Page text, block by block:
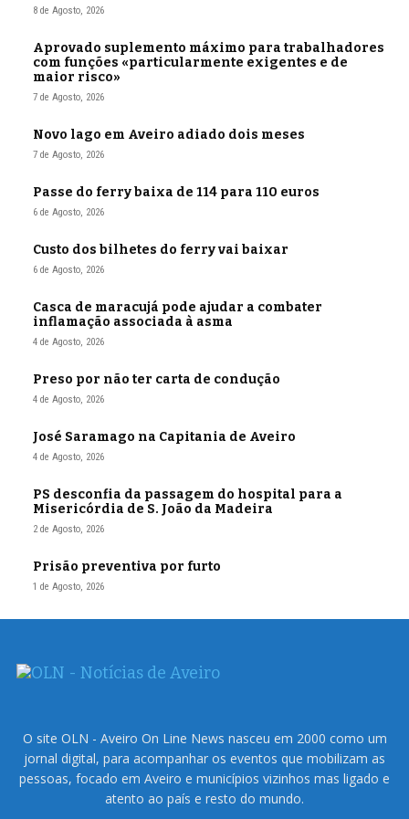
8 de Agosto, 2026
Aprovado suplemento máximo para trabalhadores
com funções «particularmente exigentes e de
maior risco»
7 de Agosto, 2026
Novo lago em Aveiro adiado dois meses
7 de Agosto, 2026
Passe do ferry baixa de 114 para 110 euros
6 de Agosto, 2026
Custo dos bilhetes do ferry vai baixar
6 de Agosto, 2026
Casca de maracujá pode ajudar a combater
inflamação associada à asma
4 de Agosto, 2026
Preso por não ter carta de condução
4 de Agosto, 2026
José Saramago na Capitania de Aveiro
4 de Agosto, 2026
PS desconfia da passagem do hospital para a
Misericórdia de S. João da Madeira
2 de Agosto, 2026
Prisão preventiva por furto
1 de Agosto, 2026
O site OLN - Aveiro On Line News nasceu em 2000 como um
jornal digital, para acompanhar os eventos que mobilizam as
pessoas, focado em Aveiro e municípios vizinhos mas ligado e
atento ao país e resto do mundo.